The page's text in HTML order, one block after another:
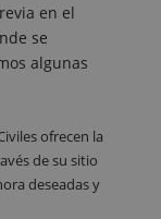
en el
se
algunas
ofrecen la
de su sitio
deseadas y